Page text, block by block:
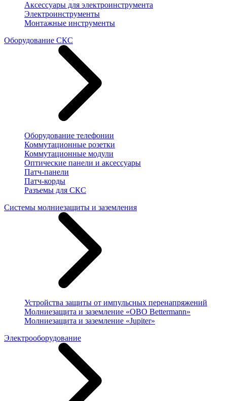
Аксессуары для электроинструмента
Электроинструменты
Монтажные инструменты
Оборудование СКС
Оборудование телефонии
Коммутационные розетки
Коммутационные модули
Оптические панели и аксессуары
Патч-панели
Патч-корды
Разъемы для СКС
Системы молниезащиты и заземления
Устройства защиты от импульсных перенапряжений
Молниезащита и заземление «OBO Bettermann»
Молниезащита и заземление «Jupiter»
Электрооборудование